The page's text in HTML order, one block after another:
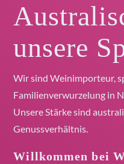
unsere
Wir sind Weinimporteur,
Familienverwurzelung in
Unsere Stärke sind
Genussverhältnis.
Willkommen bei